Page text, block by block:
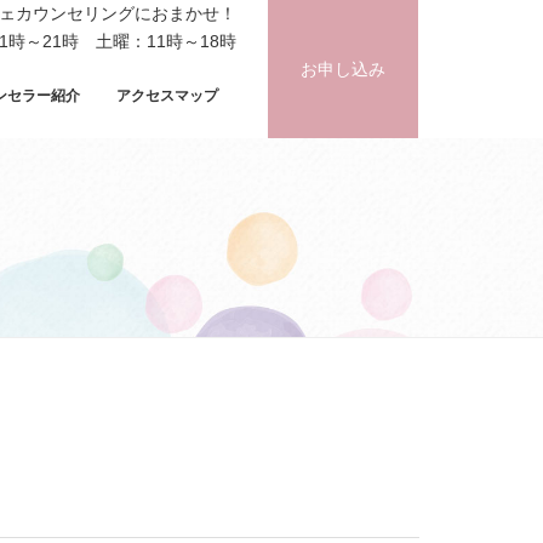
カウンセリングにおまかせ！
時～21時 土曜：11時～18時
セラー紹介 アクセスマップ
お申し込み